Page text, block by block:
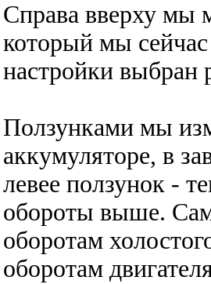
Справа вверху мы
который мы сейчас
настройки
Ползунками мы
аккумуляторе, в
левее ползунок -
обороты выше.
оборотам
оборотам